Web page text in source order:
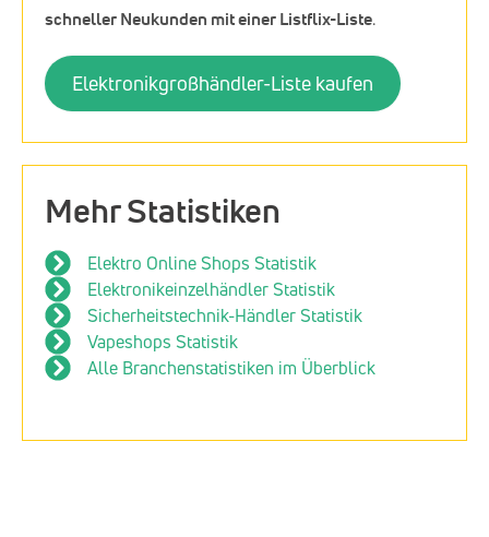
schneller Neukunden mit einer Listflix-Liste.
Elektronikgroßhändler-Liste kaufen
Mehr Statistiken
Elektro Online Shops Statistik
Elektronikeinzelhändler Statistik
Sicherheitstechnik-Händler Statistik
Vapeshops Statistik
Alle Branchenstatistiken im Überblick